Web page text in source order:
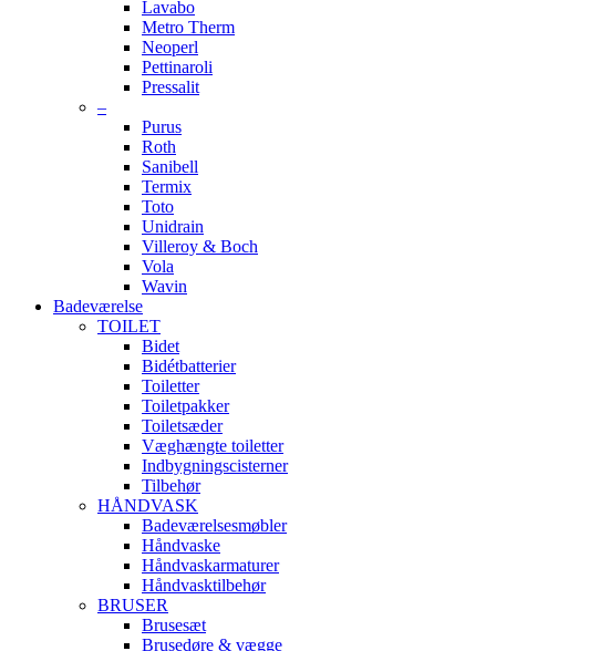
Lavabo
Metro Therm
Neoperl
Pettinaroli
Pressalit
–
Purus
Roth
Sanibell
Termix
Toto
Unidrain
Villeroy & Boch
Vola
Wavin
Badeværelse
TOILET
Bidet
Bidétbatterier
Toiletter
Toiletpakker
Toiletsæder
Væghængte toiletter
Indbygningscisterner
Tilbehør
HÅNDVASK
Badeværelsesmøbler
Håndvaske
Håndvaskarmaturer
Håndvasktilbehør
BRUSER
Brusesæt
Brusedøre & vægge